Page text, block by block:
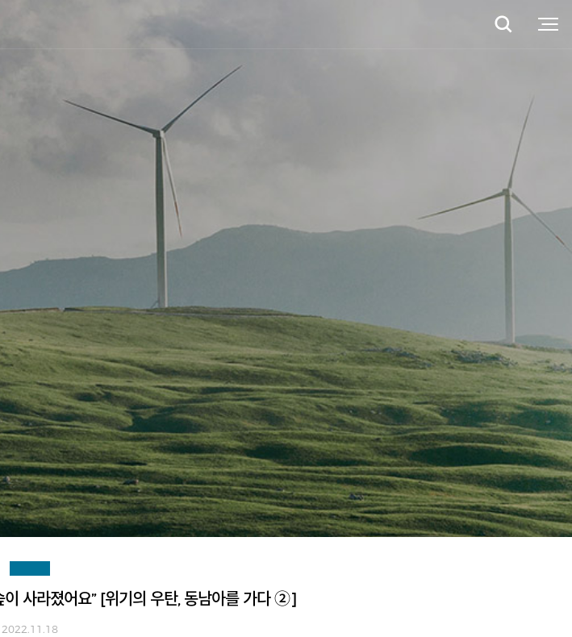
이 사라졌어요” [위기의 우탄, 동남아를 가다 ②]
2022.11.18